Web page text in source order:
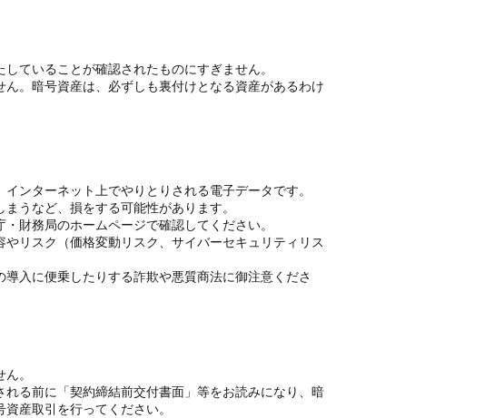
ていることが確認されたものにすぎません。
。暗号資産は、必ずしも裏付けとなる資産があるわけ
ンターネット上でやりとりされる電子データです。
うなど、損をする可能性があります。
財務局のホームページで確認してください。
リスク（価格変動リスク、サイバーセキュリティリス
入に便乗したりする詐欺や悪質商法に御注意くださ
。
る前に「契約締結前交付書面」等をお読みになり、暗
産取引を行ってください。